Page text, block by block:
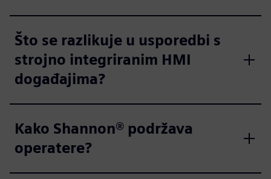
Što se razlikuje u usporedbi s
strojno integriranim HMI
događajima?
Kako Shannon® podržava
operatere?